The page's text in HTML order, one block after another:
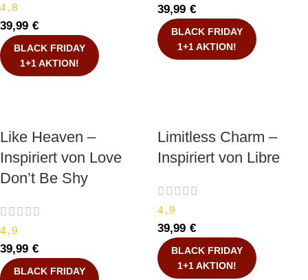
4,8
39,99 €
BLACK FRIDAY
1+1 AKTION!
39,99 €
BLACK FRIDAY
1+1 AKTION!
Like Heaven –
Inspiriert von Love
Don’t Be Shy
4,9
39,99 €
BLACK FRIDAY
Limitless Charm –
Inspiriert von Libre
4,9
39,99 €
BLACK FRIDAY
1+1 AKTION!